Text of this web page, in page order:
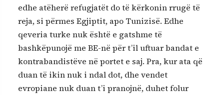
edhe atëherë refugjatët do të kërkonin rrugë të
reja, si përmes Egjiptit, apo Tunizisë. Edhe
qeveria turke nuk është e gatshme të
bashkëpunojë me BE-në për t’il uftuar bandat e
kontrabandistëve në portet e saj. Pra, kur ata që
duan të ikin nuk i ndal dot, dhe vendet
evropiane nuk duan t’i pranojnë, duhet folur